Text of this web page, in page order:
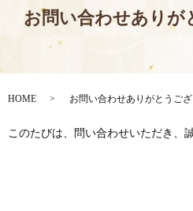
お問い合わせありが
HOME お問い合わせありがとうご
このたびは、問い合わせいただき、